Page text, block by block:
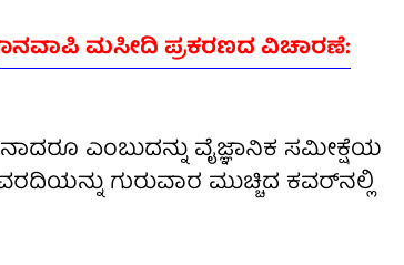
ಮಸೀದಿ ಪ್ರಕರಣದ ವಿಚಾರಣೆ:
ಎಂಬುದನ್ನು ವೈಜ್ಞಾನಿಕ ಸಮೀಕ್ಷೆಯ
ಗುರುವಾರ ಮುಚ್ಚಿದ ಕವರ್‌ನಲ್ಲಿ